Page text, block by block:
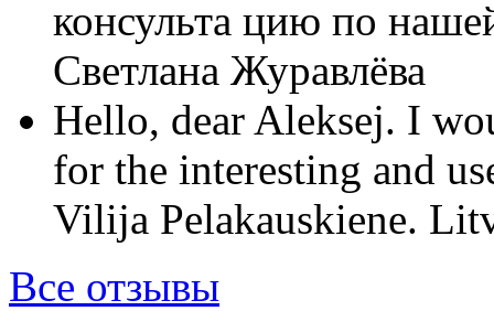
консульта цию по
Светлана Журавлёва
Hello, dear Aleksej. I
for the interesting and
Vilija Pelakauskiene.
Все отзывы